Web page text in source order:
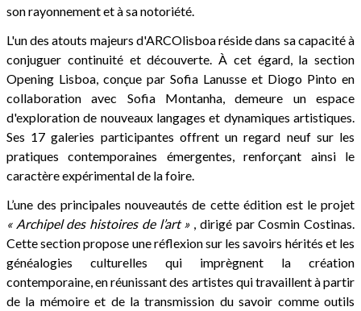
son rayonnement et à sa notoriété.
L'un des atouts majeurs d'ARCOlisboa réside dans sa capacité à
conjuguer continuité et découverte. À cet égard, la section
Opening Lisboa, conçue par Sofia Lanusse et Diogo Pinto en
collaboration avec Sofia Montanha, demeure un espace
d'exploration de nouveaux langages et dynamiques artistiques.
Ses 17 galeries participantes offrent un regard neuf sur les
pratiques contemporaines émergentes, renforçant ainsi le
caractère expérimental de la foire.
L’une des principales nouveautés de cette édition est le projet
« Archipel des histoires de l’art », dirigé par Cosmin Costinas.
Cette section propose une réflexion sur les savoirs hérités et les
généalogies culturelles qui imprègnent la création
contemporaine, en réunissant des artistes qui travaillent à partir
de la mémoire et de la transmission du savoir comme outils